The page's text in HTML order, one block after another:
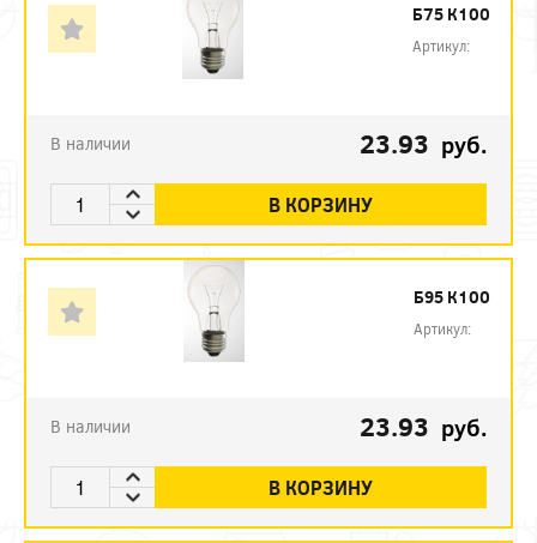
Б75 К100
Артикул:
В наличии 23.93 руб.
В КОРЗИНУ
Б95 К100
Артикул:
В наличии 23.93 руб.
В КОРЗИНУ